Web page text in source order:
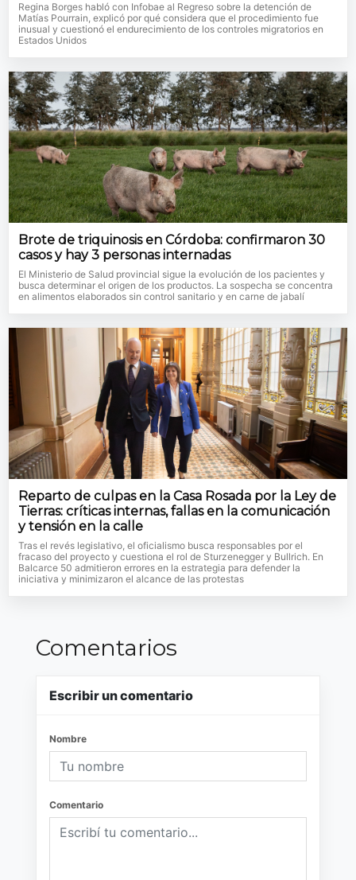
Regina Borges habló con Infobae al Regreso sobre la detención de
Matías Pourrain, explicó por qué considera que el procedimiento fue
inusual y cuestionó el endurecimiento de los controles migratorios en
Estados Unidos
Brote de triquinosis en Córdoba: confirmaron 30
casos y hay 3 personas internadas
El Ministerio de Salud provincial sigue la evolución de los pacientes y
busca determinar el origen de los productos. La sospecha se concentra
en alimentos elaborados sin control sanitario y en carne de jabalí
Reparto de culpas en la Casa Rosada por la Ley de
Tierras: críticas internas, fallas en la comunicación
y tensión en la calle
Tras el revés legislativo, el oficialismo busca responsables por el
fracaso del proyecto y cuestiona el rol de Sturzenegger y Bullrich. En
Balcarce 50 admitieron errores en la estrategia para defender la
iniciativa y minimizaron el alcance de las protestas
Comentarios
Escribir un comentario
Nombre
Comentario